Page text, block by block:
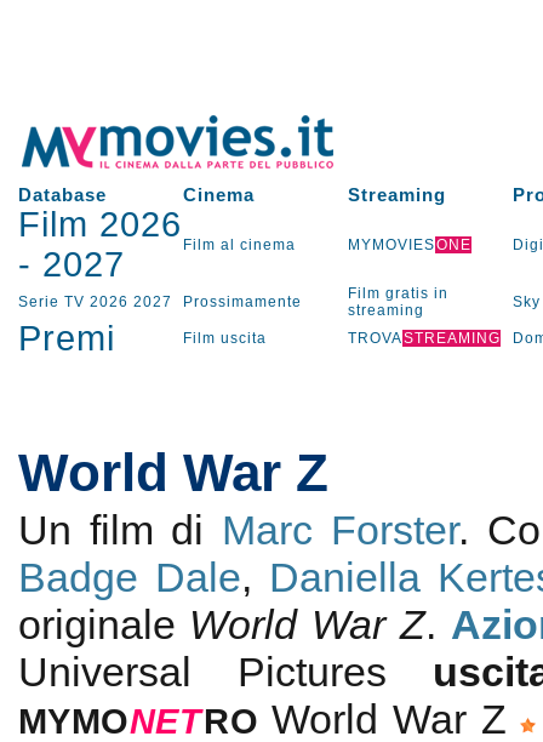
Database Cinema Streaming
Film 2026
- 2027 Film al cinema MYMOVIESONE
Serie TV 2026 2027 Prossimamente
Film gratis in
streaming
Sky
Premi Film uscita TROVASTREAMING
World War Z
Un film di Marc Forster.
Badge Dale, Daniella
originale World War Z.
Universal Pictures
MYMONETRO World War Z